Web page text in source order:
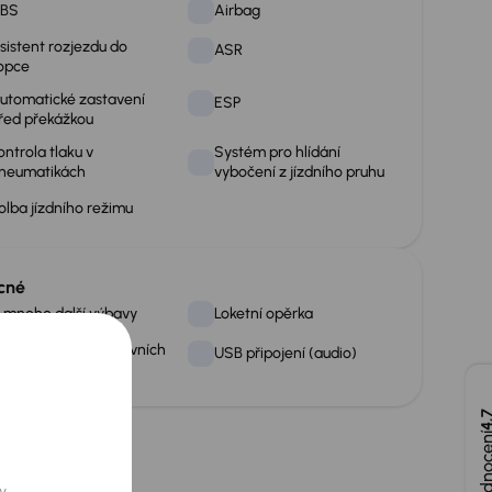
Airbag
rozjezdu do
ASR
zastavení
překážkou
ESP
tlaku v
Systém pro hlídání
vybočení z jízdního pruhu
jízdního režimu
další výbavy
Loketní opěrka
dopravních
USB připojení (audio)